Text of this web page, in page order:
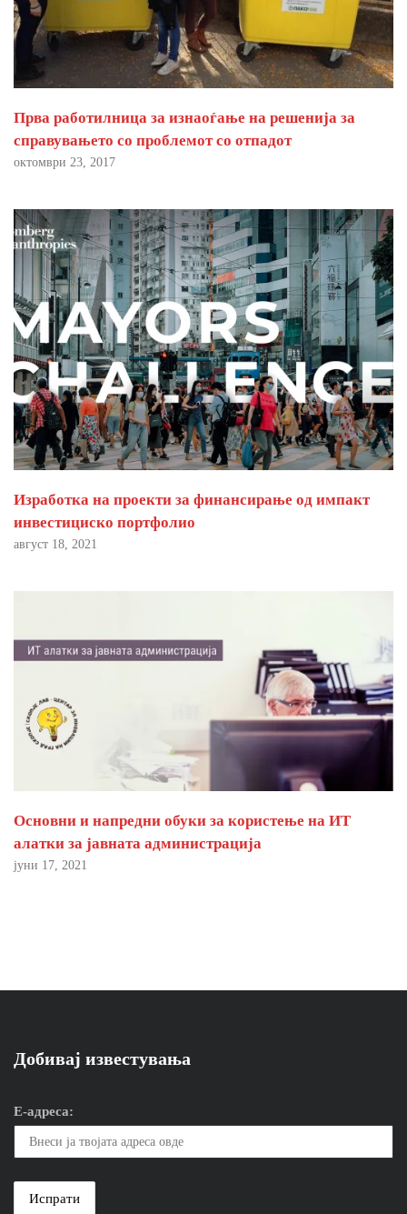
Прва работилница за изнаоѓање на решенија за
справувањето со проблемот со отпадот
октомври 23, 2017
Изработка на проекти за финансирање од импакт
инвестициско портфолио
август 18, 2021
Основни и напредни обуки за користење на ИТ
алатки за јавната администрација
јуни 17, 2021
Добивај известувања
Е-адреса: